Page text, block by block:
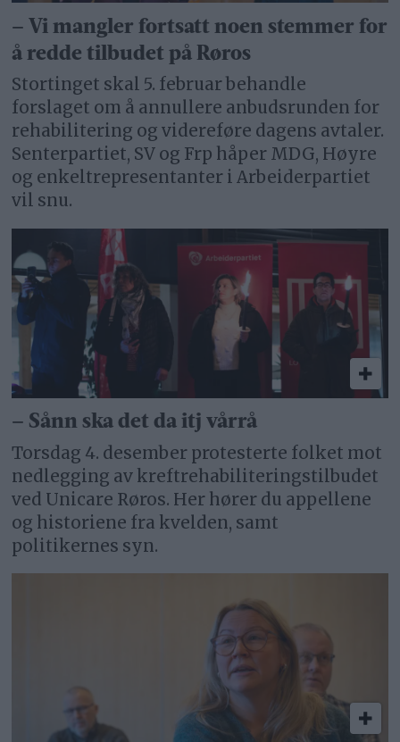
– Vi mangler fortsatt noen stemmer for
å redde tilbudet på Røros
Stortinget skal 5. februar behandle
forslaget om å annullere anbudsrunden for
rehabilitering og videreføre dagens avtaler.
Senterpartiet, SV og Frp håper MDG, Høyre
og enkeltrepresentanter i Arbeiderpartiet
vil snu.
– Sånn ska det da itj vårrå
Torsdag 4. desember protesterte folket mot
nedlegging av kreftrehabiliteringstilbudet
ved Unicare Røros. Her hører du appellene
og historiene fra kvelden, samt
politikernes syn.